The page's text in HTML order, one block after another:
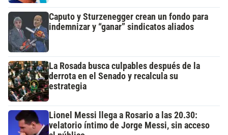
Caputo y Sturzenegger crean un fondo para
indemnizar y “ganar” sindicatos aliados
La Rosada busca culpables después de la
derrota en el Senado y recalcula su
estrategia
Lionel Messi llega a Rosario a las 20.30:
velatorio íntimo de Jorge Messi, sin acceso